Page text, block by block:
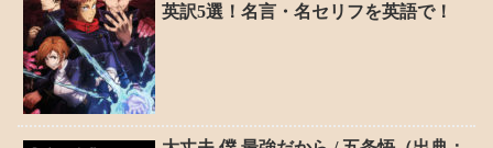
英訳5選！名言・名セリフを英語で！